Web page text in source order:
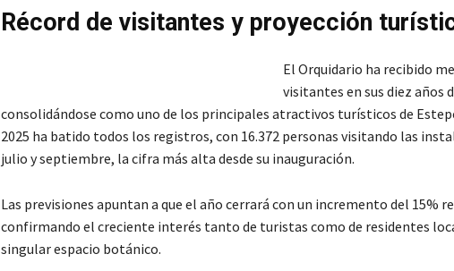
Récord de visitantes y proyección
El Orquidario ha recibido
visitantes en sus diez años
consolidándose como uno de los principales atractivos turísticos de
2025 ha batido todos los registros, con 16.372 personas visitando las
julio y septiembre, la cifra más alta desde su inauguración.
Las previsiones apuntan a que el año cerrará con un incremento del 15%
confirmando el creciente interés tanto de turistas como de residentes
singular espacio botánico.